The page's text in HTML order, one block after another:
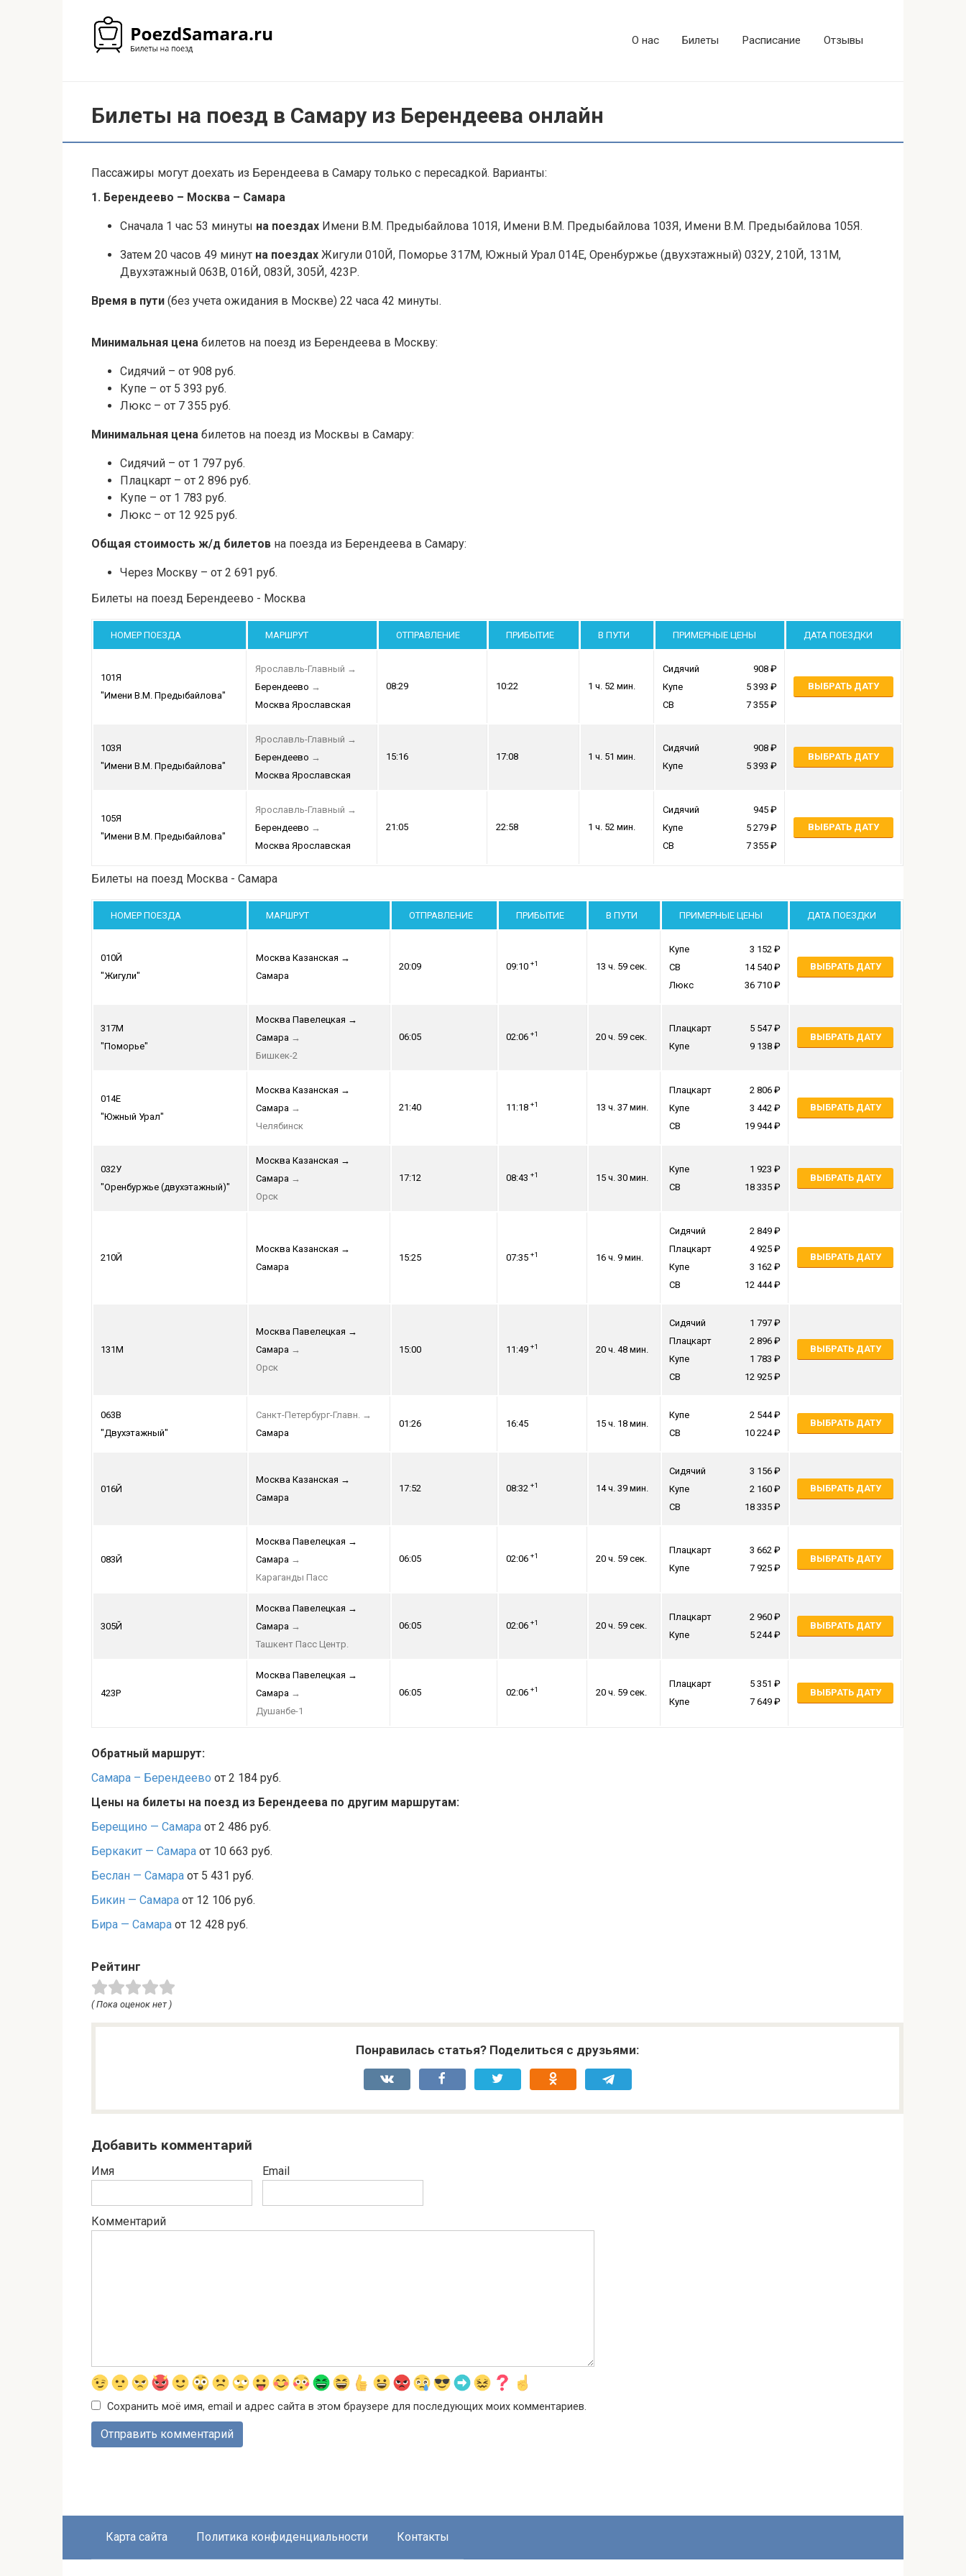
О нас Билеты Расписание Отзывы
Билеты на поезд в Самару из Берендеева онлайн
Пассажиры могут доехать из Берендеева в Самару только с пересадкой. Варианты:
1. Берендеево – Москва – Самара
Сначала 1 час 53 минуты на поездах Имени В.М. Предыбайлова 101Я, Имени В.М. Предыбайлова 103Я, Имени В.М. Предыбайлова 105Я.
Затем 20 часов 49 минут на поездах Жигули 010Й, Поморье 317М, Южный Урал 014Е, Оренбуржье (двухэтажный) 032У, 210Й, 131М,
Двухэтажный 063В, 016Й, 083Й, 305Й, 423Р.
Время в пути (без учета ожидания в Москве) 22 часа 42 минуты.
Минимальная цена билетов на поезд из Берендеева в Москву:
Сидячий – от 908 руб.
Купе – от 5 393 руб.
Люкс – от 7 355 руб.
Минимальная цена билетов на поезд из Москвы в Самару:
Сидячий – от 1 797 руб.
Плацкарт – от 2 896 руб.
Купе – от 1 783 руб.
Люкс – от 12 925 руб.
Общая стоимость ж/д билетов на поезда из Берендеева в Самару:
Через Москву – от 2 691 руб.
Билеты на поезд Берендеево - Москва
НОМЕР ПОЕЗДА МАРШРУТ ОТПРАВЛЕНИЕ ПРИБЫТИЕ В ПУТИ ПРИМЕРНЫЕ ЦЕНЫ ДАТА ПОЕЗДКИ
101Я
"Имени В.М. Предыбайлова"
Ярославль-Главный →
Берендеево →
Москва Ярославская
08:29 10:22 1 ч. 52 мин.
Сидячий
908
Купе
5 393
СВ
7 355
ВЫБРАТЬ ДАТУ
103Я
"Имени В.М. Предыбайлова"
Ярославль-Главный →
Берендеево →
Москва Ярославская
15:16 17:08 1 ч. 51 мин.
Сидячий
908
Купе
5 393
ВЫБРАТЬ ДАТУ
105Я
"Имени В.М. Предыбайлова"
Ярославль-Главный →
Берендеево →
Москва Ярославская
21:05 22:58 1 ч. 52 мин.
Сидячий
945
Купе
5 279
СВ
7 355
ВЫБРАТЬ ДАТУ
Билеты на поезд Москва - Самара
НОМЕР ПОЕЗДА МАРШРУТ ОТПРАВЛЕНИЕ ПРИБЫТИЕ В ПУТИ ПРИМЕРНЫЕ ЦЕНЫ ДАТА ПОЕЗДКИ
010Й
"Жигули"
Москва Казанская →
Самара
20:09 09:10 +1 13 ч. 59 сек.
Купе
3 152
СВ
14 540
Люкс
36 710
ВЫБРАТЬ ДАТУ
317М
"Поморье"
Москва Павелецкая →
Самара →
Бишкек-2
06:05 02:06 +1 20 ч. 59 сек.
Плацкарт
5 547
Купе
9 138
ВЫБРАТЬ ДАТУ
014Е
"Южный Урал"
Москва Казанская →
Самара →
Челябинск
21:40 11:18 +1 13 ч. 37 мин.
Плацкарт
2 806
Купе
3 442
СВ
19 944
ВЫБРАТЬ ДАТУ
032У
"Оренбуржье (двухэтажный)"
Москва Казанская →
Самара →
Орск
17:12 08:43 +1 15 ч. 30 мин.
Купе
1 923
СВ
18 335
ВЫБРАТЬ ДАТУ
210Й
Москва Казанская →
Самара
15:25 07:35 +1 16 ч. 9 мин.
Сидячий
2 849
Плацкарт
4 925
Купе
3 162
СВ
12 444
ВЫБРАТЬ ДАТУ
131М
Москва Павелецкая →
Самара →
Орск
15:00 11:49 +1 20 ч. 48 мин.
Сидячий
1 797
Плацкарт
2 896
Купе
1 783
СВ
12 925
ВЫБРАТЬ ДАТУ
063В
"Двухэтажный"
Санкт-Петербург-Главн. →
Самара
01:26 16:45 15 ч. 18 мин.
Купе
2 544
СВ
10 224
ВЫБРАТЬ ДАТУ
016Й
Москва Казанская →
Самара
17:52 08:32 +1 14 ч. 39 мин.
Сидячий
3 156
Купе
2 160
СВ
18 335
ВЫБРАТЬ ДАТУ
083Й
Москва Павелецкая →
Самара →
Караганды Пасс
06:05 02:06 +1 20 ч. 59 сек.
Плацкарт
3 662
Купе
7 925
ВЫБРАТЬ ДАТУ
305Й
Москва Павелецкая →
Самара →
Ташкент Пасс Центр.
06:05 02:06 +1 20 ч. 59 сек.
Плацкарт
2 960
Купе
5 244
ВЫБРАТЬ ДАТУ
423Р
Москва Павелецкая →
Самара →
Душанбе-1
06:05 02:06 +1 20 ч. 59 сек.
Плацкарт
5 351
Купе
7 649
ВЫБРАТЬ ДАТУ
Обратный маршрут:
Самара – Берендеево от 2 184 руб.
Цены на билеты на поезд из Берендеева по другим маршрутам:
Берещино — Самара от 2 486 руб.
Беркакит — Самара от 10 663 руб.
Беслан — Самара от 5 431 руб.
Бикин — Самара от 12 106 руб.
Бира — Самара от 12 428 руб.
Рейтинг
( Пока оценок нет )
Понравилась статья? Поделиться с друзьями:
Добавить комментарий
Имя Email
Комментарий
Сохранить моё имя, email и адрес сайта в этом браузере для последующих моих комментариев.
Карта сайта Политика конфиденциальности Контакты